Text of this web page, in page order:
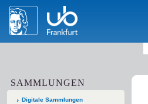
SAMMLUNGEN
Digitale Sammlungen